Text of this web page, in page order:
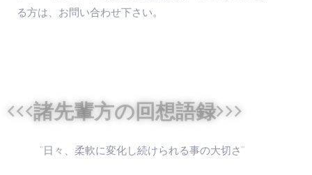
る方は、お問い合わせ下さい。
<<<諸先輩方の回想語録>>>
”日々、柔軟に変化し続けられる事の大切さ”